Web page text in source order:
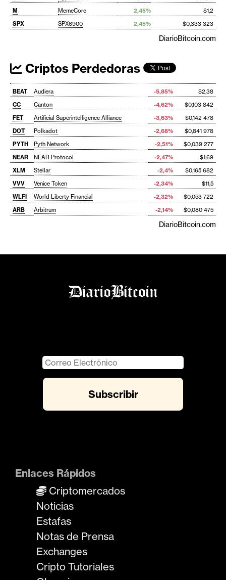
M
MemeCore 2,45%
$1,2
SPX
SPX6900 2,45% $0,333 323
DiarioBitcoin.com
Criptos Perdedoras
BEAT Audiera -5,85%
$2,38
CC
Canton -4,62%
$0,103 842
FET
Artificial Superintelligence Alliance -3,63%
$0,142 478
DOT
Polkadot -2,68%
$0,841 978
PYTH
Pyth Network -2,51%
$0,039 277
NEAR
NEAR Protocol -2,47%
$1,69
XLM
Stellar -2,4%
$0,165 682
VVV
Venice Token -2,34%
$11,5
WLFI
World Liberty Financial -2,32%
$0,053 722
ARB
Arbitrum -2,14% $0,080 475
DiarioBitcoin.com
Enlaces Rápidos
Criptomercados
Noticias
Estafas
Notas de Prensa
Exchanges
Cripto Tutoriales